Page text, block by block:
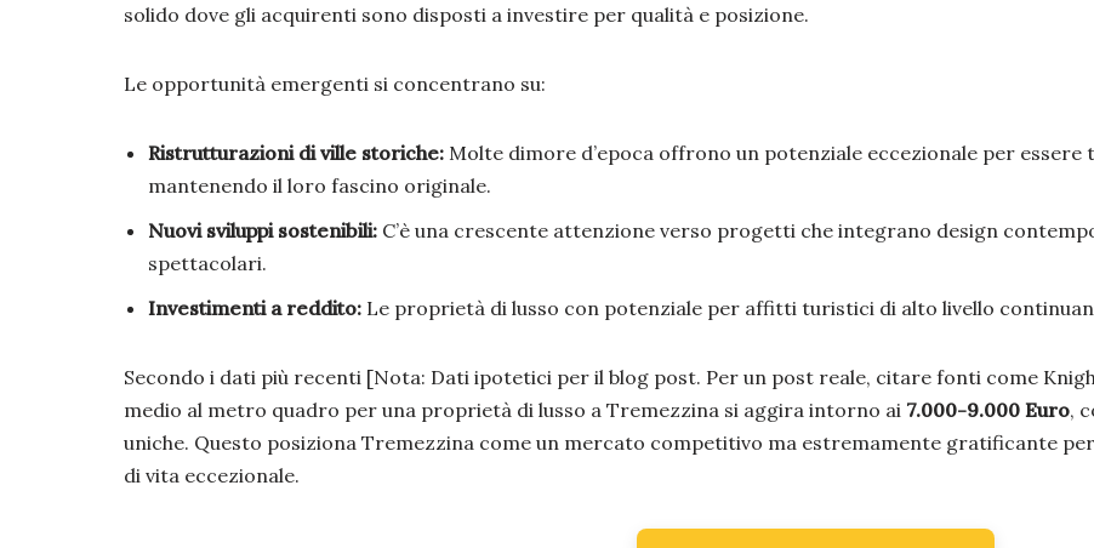
solido dove gli acquirenti sono disposti a investire per qualità e posizione.
Le opportunità emergenti si concentrano su:
Ristrutturazioni di ville storiche: Molte dimore d’epoca offrono un potenziale eccezionale per
mantenendo il loro fascino originale.
Nuovi sviluppi sostenibili: C’è una crescente attenzione verso progetti che integrano design
spettacolari.
Investimenti a reddito: Le proprietà di lusso con potenziale per affitti turistici di alto livello
Secondo i dati più recenti [Nota: Dati ipotetici per il blog post. Per un post reale, citare fonti come
medio al metro quadro per una proprietà di lusso a Tremezzina si aggira intorno ai 7.000-9.000 Euro,
uniche. Questo posiziona Tremezzina come un mercato competitivo ma estremamente gratificante
di vita eccezionale.